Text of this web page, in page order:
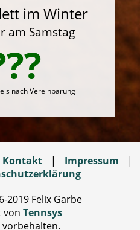
im Winter
am Samstag
nach Vereinbarung
Kontakt | Impressum
|
2019 Felix Garbe
von Tennsys
vorbehalten.